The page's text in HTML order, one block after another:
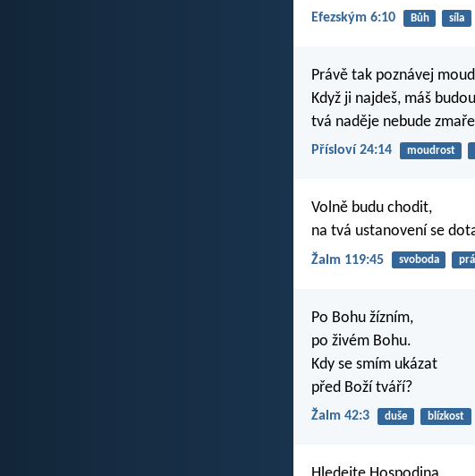
Efezským 6:10 Bůh síla
Právě tak poznávej
Když ji najdeš, máš
tvá naděje nebude
Přísloví 24:14 moudrost
Volně budu chodit,
na tvá ustanovení se
Žalm 119:45 svoboda
Po Bohu žízním,
po živém Bohu.
Kdy se smím ukázat
před Boží tváří?
Žalm 42:3 duše blízkost